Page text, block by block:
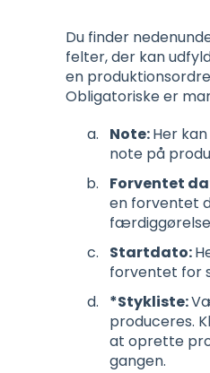
Du finder
felter, der kan
en
Obligatoriske er
Note:Her
note på
Forventet
en forventet
Startdato:
forventet for
*Stykliste:
produceres.
at oprette
gangen.